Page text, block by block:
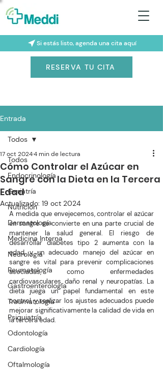
Si estás listo, agenda una cita aquí
RESERVA TU CITA
Entrada
Todos
Endocrinología
Geriatría
Nutrición
Dermatología
Medicina Interna
Neurología
Reumatología
Gastroenterología
Traumatología
Psiquiatría
Odontología
Cardiología
Oftalmología
Todos
Cómo Controlar el Azúcar en
Sangre con la Dieta en la Tercera
Edad
17 oct 20244 min de lectura
Actualizado: 19 oct 2024
A medida que envejecemos, controlar el azúcar
en sangre se convierte en una parte crucial de
mantener la salud general. El riesgo de
desarrollar diabetes tipo 2 aumenta con la
edad, y un adecuado manejo del azúcar en
sangre es vital para prevenir complicaciones
asociadas, como enfermedades
cardiovasculares, daño renal y neuropatías. La
dieta juega un papel fundamental en este
control, y realizar los ajustes adecuados puede
mejorar significativamente la calidad de vida en
la tercera edad.